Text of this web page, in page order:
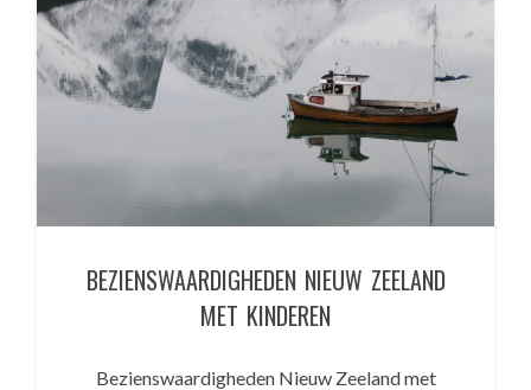
BEZIENSWAARDIGHEDEN NIEUW ZEELAND
MET KINDEREN
Bezienswaardigheden Nieuw Zeeland met